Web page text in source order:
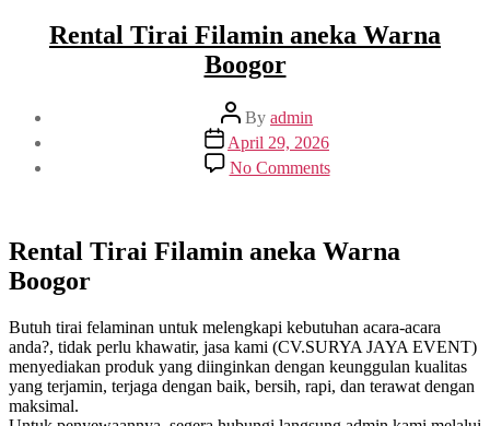
Rental Tirai Filamin aneka Warna
Boogor
Post
author
By admin
Post
date
April 29, 2026
No Commentson
Rental
aneka
Warna
Rental Tirai Filamin aneka Warna
Boogor
Butuh tirai felaminan untuk melengkapi kebutuhan acara-acara
anda?, tidak perlu khawatir, jasa kami (CV.SURYA JAYA EVENT)
menyediakan produk yang diinginkan dengan keunggulan kualitas
yang terjamin, terjaga dengan baik, bersih, rapi, dan terawat dengan
maksimal.